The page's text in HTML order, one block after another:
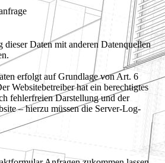
dieser Daten mit anderen Datenquellen
erfolgt auf Grundlage von Art. 6
Websitebetreiber hat ein berechtigtes
fehlerfreien Darstellung und der
– hierzu müssen die Server-Log-